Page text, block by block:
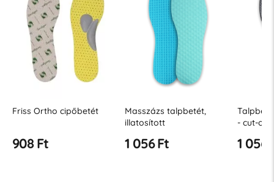
Friss Ortho cipőbetét
908 Ft
Masszázs talpbetét,
illatosított
1 056 Ft
- cut-off
1 056